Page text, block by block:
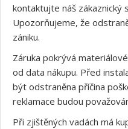
kontaktujte náš zákaznický
Upozorňujeme, že
zániku.
Záruka pokrývá
od data nákupu. Před
být odstraněna příčina
reklamace budou
Při zjištěných vadách má